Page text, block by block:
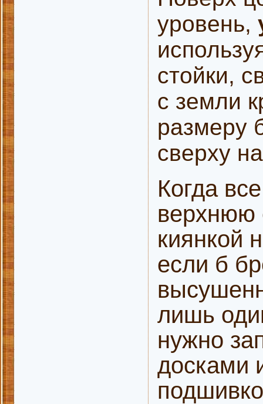
уровень,
стойки,
с земли
размеру
сверху
Когда
верхнюю
киянкой
если б
лишь
нужно
досками